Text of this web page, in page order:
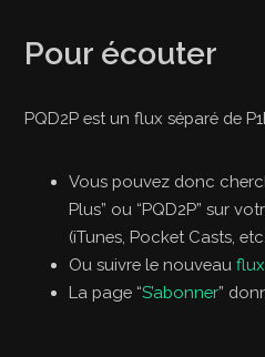
Pour écouter
PQD2P est un flux séparé de
Vous pouvez donc
Plus” ou “PQD2P” sur
(iTunes, Pocket Casts,
Ou suivre le nouveau
La page “S’abonner”